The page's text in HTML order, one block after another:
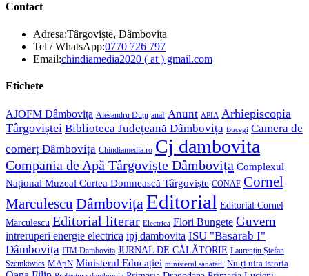
Contact
Adresa:Târgoviște, Dâmbovița
Tel / WhatsApp:0770 726 797Opens
in
Email:chindiamedia2020 ( at ) gmail.comOpens
Etichete
AJOFM Dâmbovița Alesandru Duțu anaf Anunt APIA Arhiepiscopia
Târgoviștei Biblioteca Județeană Dâmbovița Bucegi Camera de
comerț Dâmbovița Chindiamedia.ro Cj dambovita
Compania de Apă Târgoviște Dâmbovița Complexul
Național Muzeal Curtea Domnească Târgoviște CONAF Cornel
Marculescu DâmbovițaEditorial Editorial Cornel
Marculescu Editorial literar Electrica Flori Bungete Guvern
intreruperi energie electrica ipj dambovita ISU "Basarab I"
Dâmbovița ITM Dambovita JURNAL DE CĂLĂTORIE Laurențiu Ștefan
Szemkovics MApN Ministerul Educației ministerul sanatatii Nu-ți uita istoria